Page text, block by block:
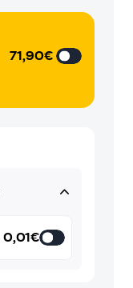
71,90€
0,01€